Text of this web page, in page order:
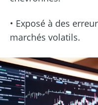
• Exposé à des
marchés volatils.